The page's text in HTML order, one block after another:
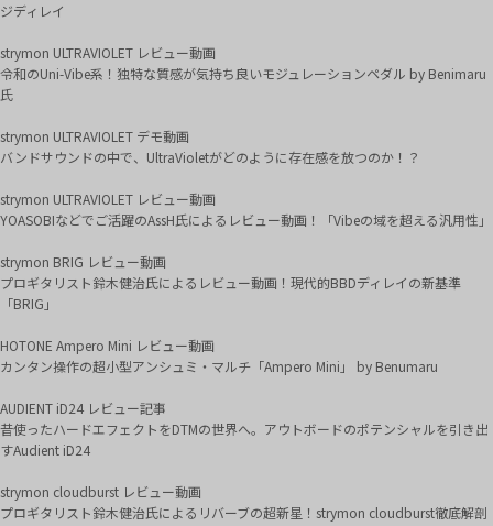
ジディレイ
strymon ULTRAVIOLET レビュー動画
令和のUni-Vibe系！独特な質感が気持ち良いモジュレーションペダル by Benimaru
氏
strymon ULTRAVIOLET デモ動画
バンドサウンドの中で、UltraVioletがどのように存在感を放つのか！？
strymon ULTRAVIOLET レビュー動画
YOASOBIなどでご活躍のAssH氏によるレビュー動画！「Vibeの域を超える汎用性」
strymon BRIG レビュー動画
プロギタリスト鈴木健治氏によるレビュー動画！現代的BBDディレイの新基準
「BRIG」
HOTONE Ampero Mini レビュー動画
カンタン操作の超小型アンシュミ・マルチ「Ampero Mini」 by Benumaru
AUDIENT iD24 レビュー記事
昔使ったハードエフェクトをDTMの世界へ。アウトボードのポテンシャルを引き出
すAudient iD24
strymon cloudburst レビュー動画
プロギタリスト鈴木健治氏によるリバーブの超新星！strymon cloudburst徹底解剖